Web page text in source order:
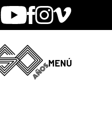
YoutubeFacebook
Instagram
Vimeo
MENÚ